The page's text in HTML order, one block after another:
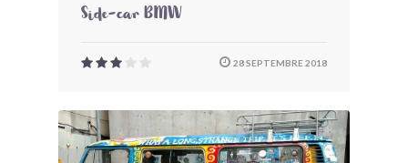
Side-car BMW
28 SEPTEMBRE 2018